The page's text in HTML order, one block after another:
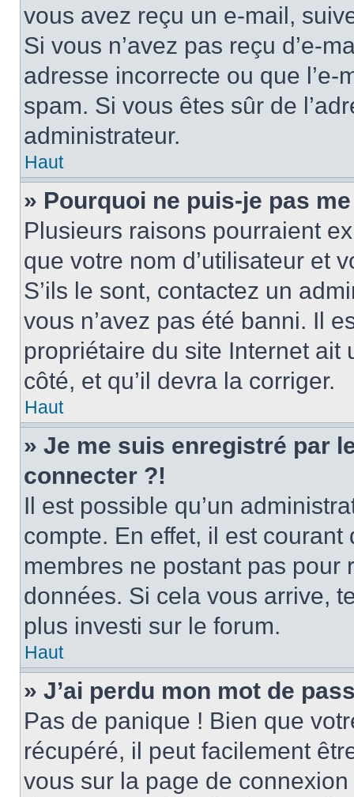
vous avez reçu un e-mail,
Si vous n’avez pas reçu d’e-
adresse incorrecte ou que
spam. Si vous êtes sûr de
administrateur.
Haut
» Pourquoi ne puis-je pas
Plusieurs raisons pourraient
que votre nom d’utilisateur et
S’ils le sont, contactez un
vous n’avez pas été banni. Il
propriétaire du site Internet
côté, et qu’il devra la corriger.
Haut
» Je me suis enregistré par
connecter ?!
Il est possible qu’un
compte. En effet, il est
membres ne postant pas
données. Si cela vous arrive,
plus investi sur le forum.
Haut
» J’ai perdu mon mot de
Pas de panique ! Bien que
récupéré, il peut facilement
vous sur la page de